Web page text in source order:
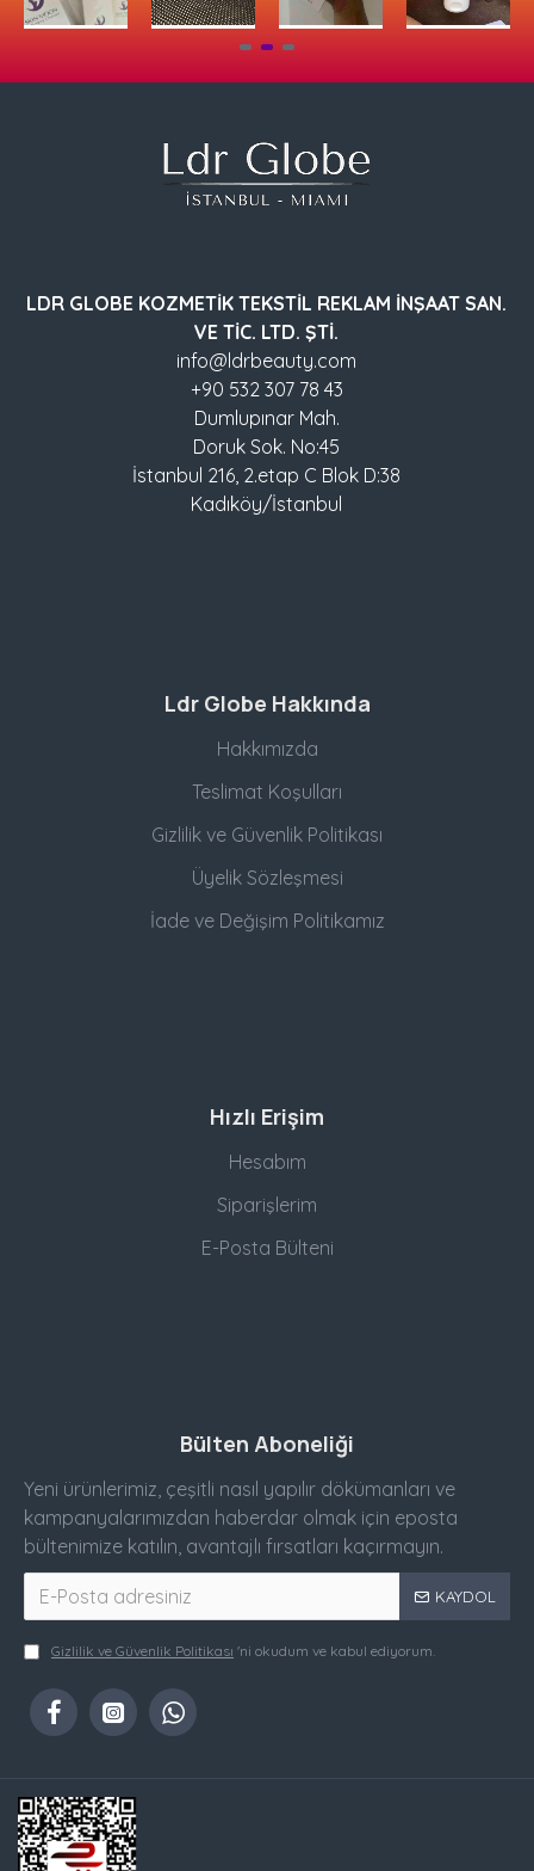
LDR GLOBE KOZMETİK TEKSTİL REKLAM İNŞAAT SAN.
VE TİC. LTD. ŞTİ.
info@ldrbeauty.com
+90 532 307 78 43
Dumlupınar Mah.
Doruk Sok. No:45
İstanbul 216, 2.etap C Blok D:38
Kadıköy/İstanbul
Ldr Globe Hakkında
Hakkımızda
Teslimat Koşulları
Gizlilik ve Güvenlik Politikası
Üyelik Sözleşmesi
İade ve Değişim Politikamız
Hızlı Erişim
Hesabım
Siparişlerim
E-Posta Bülteni
Bülten Aboneliği
Yeni ürünlerimiz, çeşitli nasıl yapılır dökümanları ve
kampanyalarımızdan haberdar olmak için eposta
bültenimize katılın, avantajlı fırsatları kaçırmayın.
KAYDOL
Gizlilik ve Güvenlik Politikası 'ni okudum ve kabul ediyorum.